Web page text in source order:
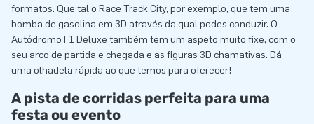
formatos. Que tal o Race Track City, por exemplo, que tem uma
bomba de gasolina em 3D através da qual podes conduzir. O
Autódromo F1 Deluxe também tem um aspeto muito fixe, com o
seu arco de partida e chegada e as figuras 3D chamativas. Dá
uma olhadela rápida ao que temos para oferecer!
A pista de corridas perfeita para uma
festa ou evento